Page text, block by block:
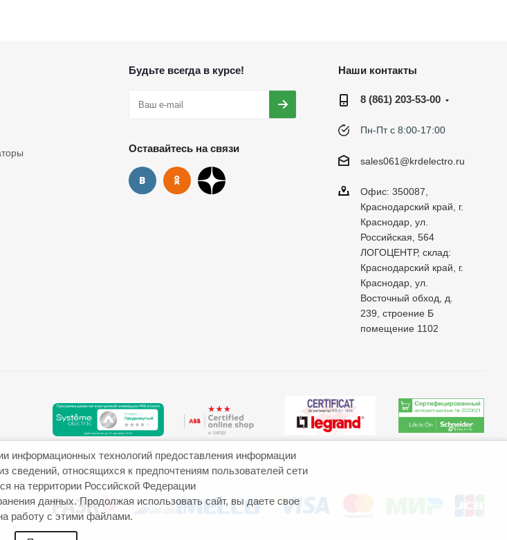
Будьте всегда в курсе!
Оставайтесь на связи
Наши контакты
8 (861) 203-53-00
Пн-Пт с 8:00-17:00
sales061@krdelectro.ru
Офис: 350087,
Краснодарский край, г.
Краснодар, ул.
Российская, 564
ЛОГОЦЕНТР, склад:
Краснодарский край, г.
Краснодар, ул.
Восточный обход, д.
239, строение Б
помещение 1102
информационных технологий предоставления информации
сведений, относящихся к предпочтениям пользователей сети
на территории Российской Федерации
данных. Продолжая использовать сайт, вы даете свое
работу с этими файлами.